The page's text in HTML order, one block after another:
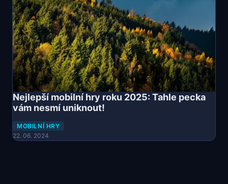
Nejlepší mobilní hry roku 2025: Tahle pecka
vám nesmí uniknout!
MOBILNÍ HRY
22. 06. 2024